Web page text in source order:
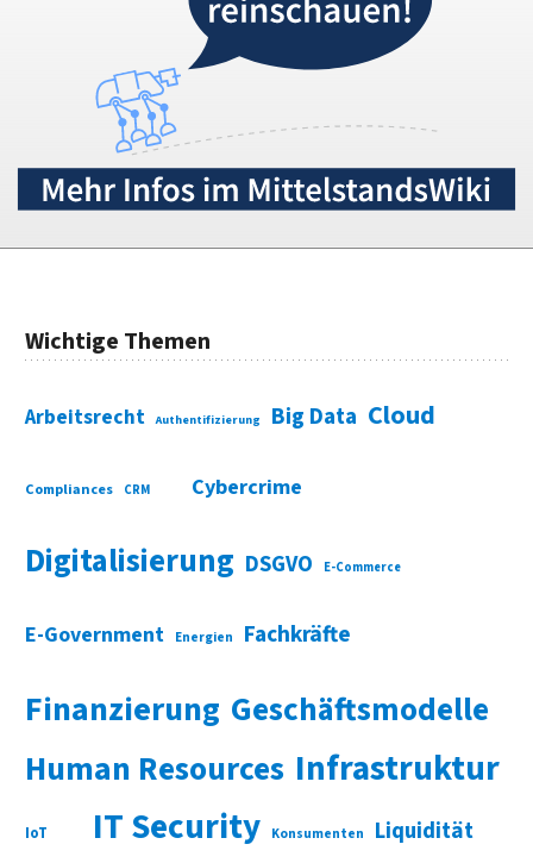
Wichtige Themen
Arbeitsrecht Authentifizierung Big Data Cloud
Compliances CRM Cybercrime
Digitalisierung DSGVO E-Commerce
E-Government Energien Fachkräfte
Finanzierung Geschäftsmodelle
Human Resources Infrastruktur
IoT IT Security Konsumenten Liquidität